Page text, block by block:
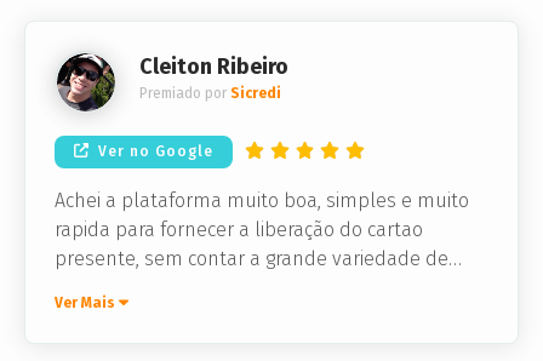
Cleiton Ribeiro
Premiado por Sicredi
Ver no Google
Achei a plataforma muito boa, simples e muito
rapida para fornecer a liberação do cartao
presente, sem contar a grande variedade de
Ver Mais